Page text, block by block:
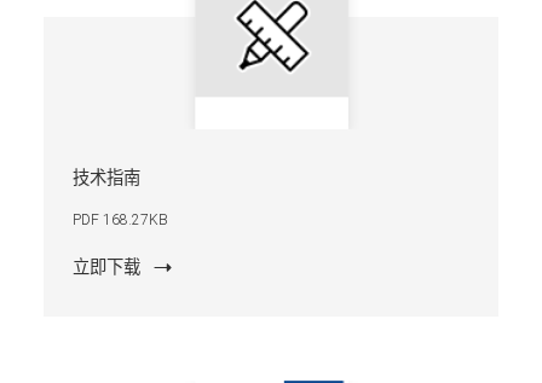
技术指南
PDF 168.27KB
立即下载